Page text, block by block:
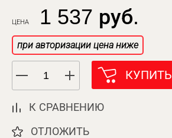
ЦЕНА 1 537 руб.
при авторизации цена ниже
КУПИТЬ
К СРАВНЕНИЮ
ОТЛОЖИТЬ